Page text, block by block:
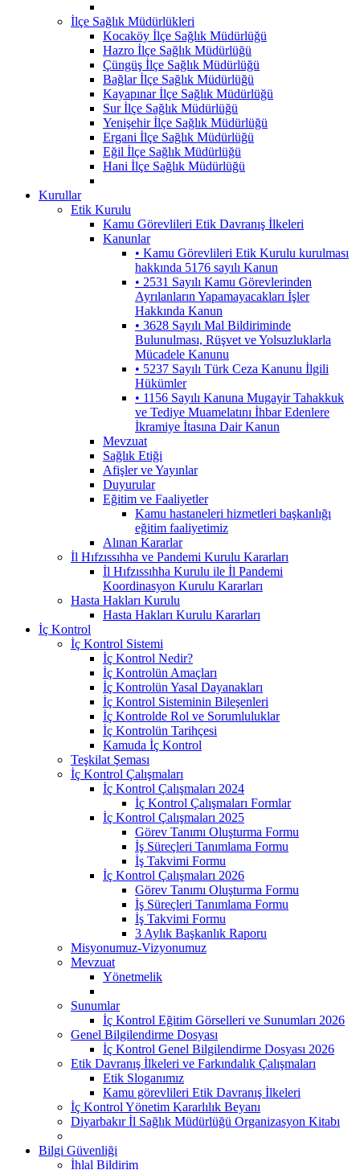
İlçe Sağlık Müdürlükleri
Kocaköy İlçe Sağlık Müdürlüğü
Hazro İlçe Sağlık Müdürlüğü
Çüngüş İlçe Sağlık Müdürlüğü
Bağlar İlçe Sağlık Müdürlüğü
Kayapınar İlçe Sağlık Müdürlüğü
Sur İlçe Sağlık Müdürlüğü
Yenişehir İlçe Sağlık Müdürlüğü
Ergani İlçe Sağlık Müdürlüğü
Eğil İlçe Sağlık Müdürlüğü
Hani İlçe Sağlık Müdürlüğü
Kurullar
Etik Kurulu
Kamu Görevlileri Etik Davranış İlkeleri
Kanunlar
• Kamu Görevlileri Etik Kurulu kurulması
hakkında 5176 sayılı Kanun
• 2531 Sayılı Kamu Görevlerinden
Ayrılanların Yapamayacakları İşler
Hakkında Kanun
• 3628 Sayılı Mal Bildiriminde
Bulunulması, Rüşvet ve Yolsuzluklarla
Mücadele Kanunu
• 5237 Sayılı Türk Ceza Kanunu İlgili
Hükümler
• 1156 Sayılı Kanuna Mugayir Tahakkuk
ve Tediye Muamelatını İhbar Edenlere
İkramiye İtasına Dair Kanun
Mevzuat
Sağlık Etiği
Afişler ve Yayınlar
Duyurular
Eğitim ve Faaliyetler
Kamu hastaneleri hizmetleri başkanlığı
eğitim faaliyetimiz
Alınan Kararlar
İl Hıfzıssıhha ve Pandemi Kurulu Kararları
İl Hıfzıssıhha Kurulu ile İl Pandemi
Koordinasyon Kurulu Kararları
Hasta Hakları Kurulu
Hasta Hakları Kurulu Kararları
İç Kontrol
İç Kontrol Sistemi
İç Kontrol Nedir?
İç Kontrolün Amaçları
İç Kontrolün Yasal Dayanakları
İç Kontrol Sisteminin Bileşenleri
İç Kontrolde Rol ve Sorumluluklar
İç Kontrolün Tarihçesi
Kamuda İç Kontrol
Teşkilat Şeması
İç Kontrol Çalışmaları
İç Kontrol Çalışmaları 2024
İç Kontrol Çalışmaları Formlar
İç Kontrol Çalışmaları 2025
Görev Tanımı Oluşturma Formu
İş Süreçleri Tanımlama Formu
İş Takvimi Formu
İç Kontrol Çalışmaları 2026
Görev Tanımı Oluşturma Formu
İş Süreçleri Tanımlama Formu
İş Takvimi Formu
3 Aylık Başkanlık Raporu
Misyonumuz-Vizyonumuz
Mevzuat
Yönetmelik
Sunumlar
İç Kontrol Eğitim Görselleri ve Sunumları 2026
Genel Bilgilendirme Dosyası
İç Kontrol Genel Bilgilendirme Dosyası 2026
Etik Davranış İlkeleri ve Farkındalık Çalışmaları
Etik Sloganımız
Kamu görevlileri Etik Davranış İlkeleri
İç Kontrol Yönetim Kararlılık Beyanı
Diyarbakır İl Sağlık Müdürlüğü Organizasyon Kitabı
Bilgi Güvenliği
İhlal Bildirim